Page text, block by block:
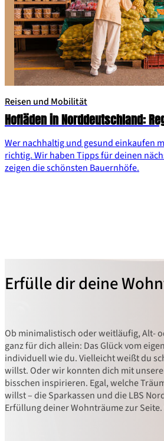
Reisen und Mobilität
Hofläden in Norddeutschland:
Wer nachhaltig und gesund einkaufen
richtig. Wir haben Tipps für deinen
zeigen die schönsten Bauernhöfe.
Erfülle dir deine
Ob minimalistisch oder weitläufig, Alt-
ganz für dich allein: Das Glück vom
individuell wie du. Vielleicht weißt du
willst. Oder wir konnten dich mit
bisschen inspirieren. Egal, welche
willst – die Sparkassen und die LBS
Erfüllung deiner Wohnträume zur